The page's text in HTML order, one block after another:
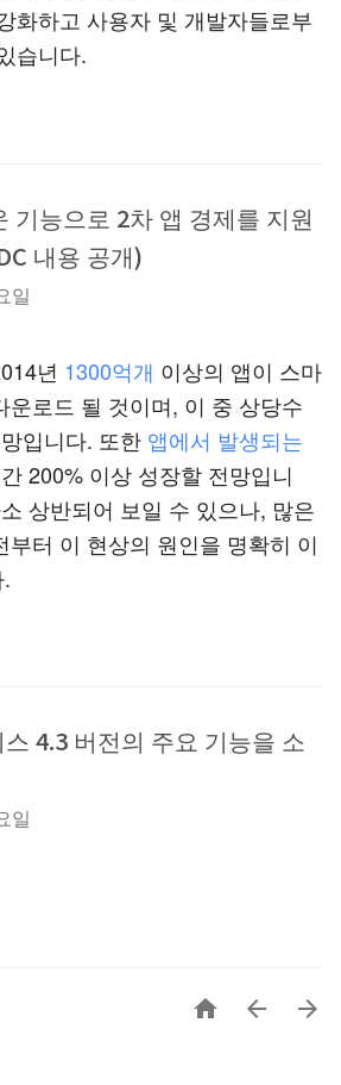
화하고 사용자 및 개발자들로부
습니다.
기능으로 2차 앱 경제를 지원
내용 공개)
일
년 1300억개 이상의 앱이 스마
운로드 될 것이며, 이 중 상당수
입니다. 또한 앱에서 발생되는
200% 이상 성장할 전망입니
상반되어 보일 수 있으나, 많은
부터 이 현상의 원인을 명확히 이
4.3 버전의 주요 기능을 소
일
  